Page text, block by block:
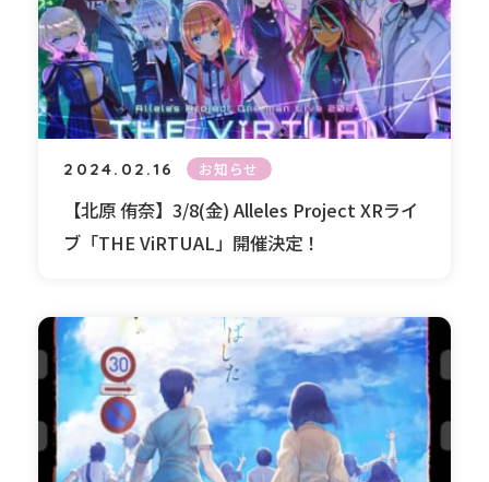
2024.02.16 お知らせ
【北原 侑奈】3/8(金) Alleles Project XRライ
ブ「THE ViRTUAL」開催決定！